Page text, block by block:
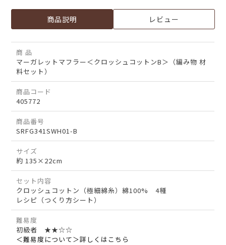
商品説明 レビュー
商 品
マーガレットマフラー＜クロッシュコットンB＞（編み物 材
料セット）
商品コード
405772
商品番号
SRFG341SWH01-B
サイズ
約 135×22cm
セット内容
クロッシュコットン（極細綿糸）綿100% 4種
レシピ（つくり方シート）
難易度
初級者 ★★☆☆
＜難易度について＞詳しくはこちら